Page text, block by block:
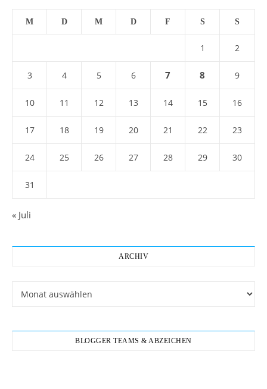
M D M D F S S
1 2
3 4 5 6 7 8 9
10 11 12 13 14 15 16
17 18 19 20 21 22 23
24 25 26 27 28 29 30
31
« Juli
ARCHIV
BLOGGER TEAMS & ABZEICHEN